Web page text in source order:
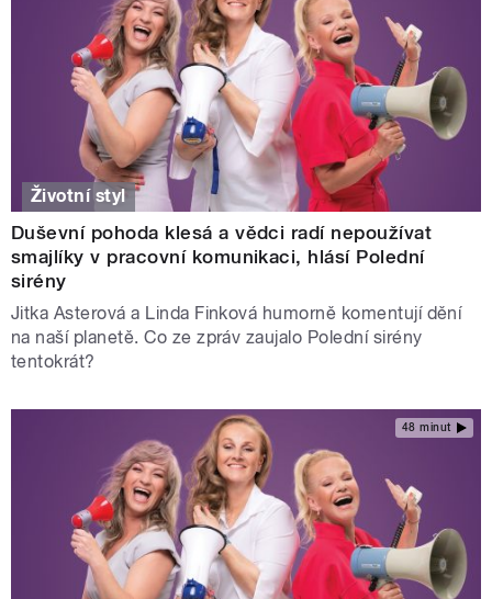
Životní styl
Duševní pohoda klesá a vědci radí nepoužívat
smajlíky v pracovní komunikaci, hlásí Polední
sirény
Jitka Asterová a Linda Finková humorně komentují dění
na naší planetě. Co ze zpráv zaujalo Polední sirény
tentokrát?
48 minut